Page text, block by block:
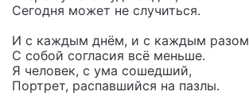
Сегодня может не случиться.
И с каждым днём, и с каждым разом
С собой согласия всё меньше.
Я человек, с ума сошедший,
Портрет, распавшийся на пазлы.